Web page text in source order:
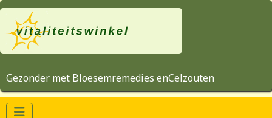
Gezonder met Bloesemremedies enCelzouten